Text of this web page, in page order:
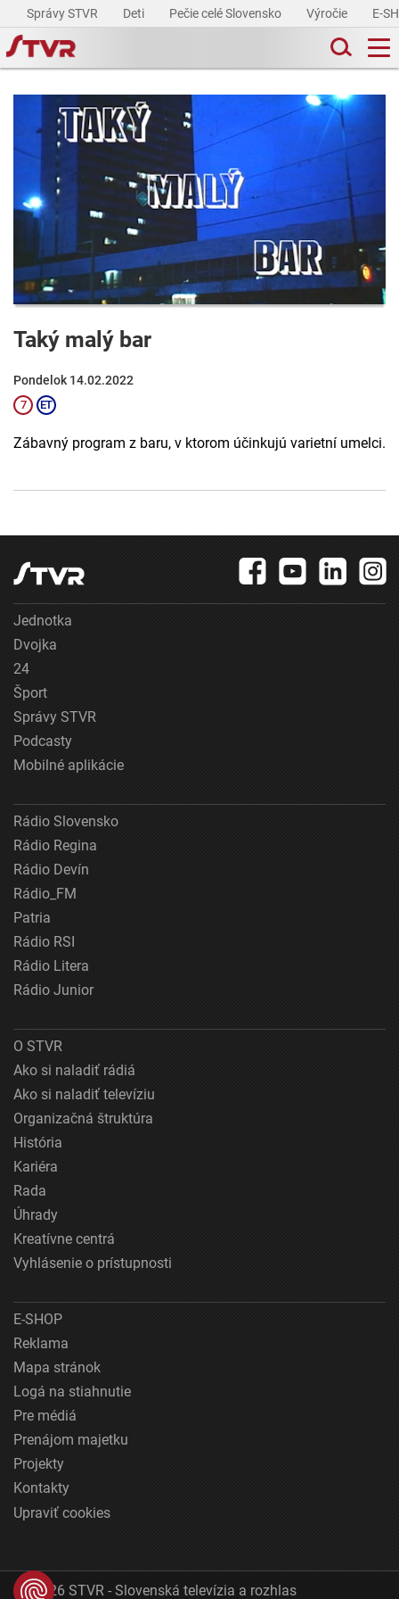
Správy STVR Deti Pečie celé Slovensko Výročie E-
Taký malý bar
Pondelok 14.02.2022
Zábavný program z baru, v ktorom účinkujú varietní umelci.
Jednotka
Dvojka
24
Šport
Správy STVR
Podcasty
Mobilné aplikácie
Rádio Slovensko
Rádio Regina
Rádio Devín
Rádio_FM
Patria
Rádio RSI
Rádio Litera
Rádio Junior
O STVR
Ako si naladiť rádiá
Ako si naladiť televíziu
Organizačná štruktúra
História
Kariéra
Rada
Úhrady
Kreatívne centrá
Vyhlásenie o prístupnosti
E-SHOP
Reklama
Mapa stránok
Logá na stiahnutie
Pre médiá
Prenájom majetku
Projekty
Kontakty
Upraviť cookies
© 2026 STVR - Slovenská televízia a rozhlas